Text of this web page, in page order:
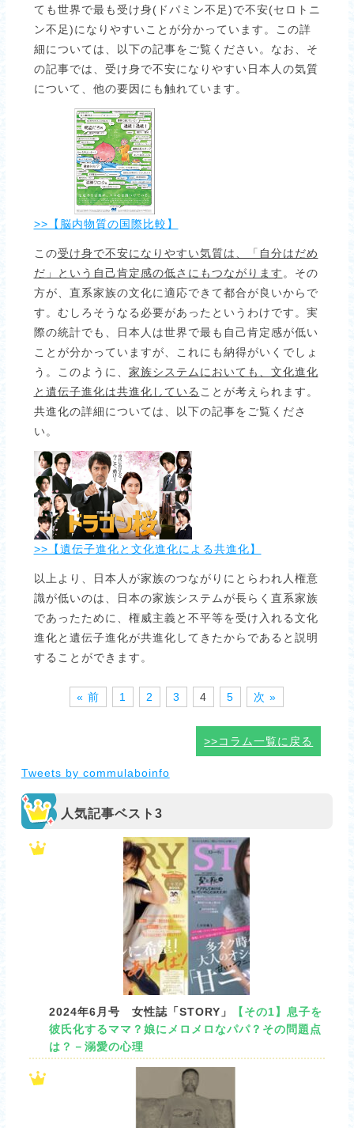
ても世界で最も受け身(ドパミン不足)で不安(セロトニ
ン不足)になりやすいことが分かっています。この詳
細については、以下の記事をご覧ください。なお、そ
の記事では、受け身で不安になりやすい日本人の気質
について、他の要因にも触れています。
>>【脳内物質の国際比較】
この受け身で不安になりやすい気質は、「自分はだめ
だ」という自己肯定感の低さにもつながります 。その
方が、直系家族の文化に適応できて都合が良いからで
す。むしろそうなる必要があったというわけです。実
際の統計でも、日本人は世界で最も自己肯定感が低い
ことが分かっていますが、これにも納得がいくでしょ
う。このように、 家族システムにおいても、文化進化
と遺伝子進化は共進化している ことが考えられます。
共進化の詳細については、以下の記事をご覧くださ
い。
>>【遺伝子進化と文化進化による共進化】
以上より、日本人が家族のつながりにとらわれ人権意
識が低いのは、日本の家族システムが長らく直系家族
であったために、権威主義と不平等を受け入れる文化
進化と遺伝子進化が共進化してきたからであると説明
することができます。
« 前 1 2 3 4 5 次 »
>>コラム一覧に戻る
Tweets by commulaboinfo
人気記事ベスト3
2024年6月号 女性誌「STORY」
【その1】息子を
彼氏化するママ？娘にメロメロなパパ？その問題点
は？－溺愛の心理